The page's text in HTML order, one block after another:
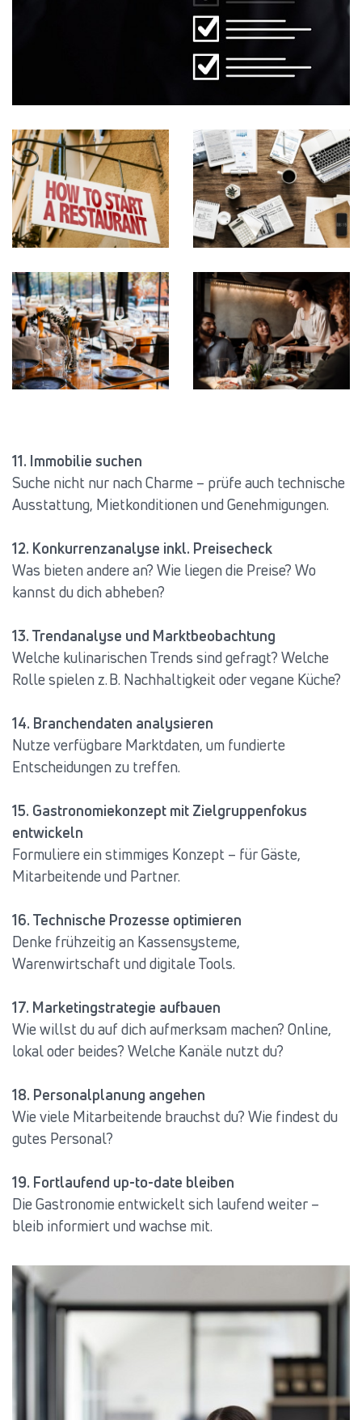
11. Immobilie suchen
Suche nicht nur nach Charme – prüfe auch technische
Ausstattung, Mietkonditionen und Genehmigungen.
12. Konkurrenzanalyse inkl. Preisecheck
Was bieten andere an? Wie liegen die Preise? Wo
kannst du dich abheben?
13. Trendanalyse und Marktbeobachtung
Welche kulinarischen Trends sind gefragt? Welche
Rolle spielen z. B. Nachhaltigkeit oder vegane Küche?
14. Branchendaten analysieren
Nutze verfügbare Marktdaten, um fundierte
Entscheidungen zu treffen.
15. Gastronomiekonzept mit Zielgruppenfokus
entwickeln
Formuliere ein stimmiges Konzept – für Gäste,
Mitarbeitende und Partner.
16. Technische Prozesse optimieren
Denke frühzeitig an Kassensysteme,
Warenwirtschaft und digitale Tools.
17. Marketingstrategie aufbauen
Wie willst du auf dich aufmerksam machen? Online,
lokal oder beides? Welche Kanäle nutzt du?
18. Personalplanung angehen
Wie viele Mitarbeitende brauchst du? Wie findest du
gutes Personal?
19. Fortlaufend up-to-date bleiben
Die Gastronomie entwickelt sich laufend weiter –
bleib informiert und wachse mit.